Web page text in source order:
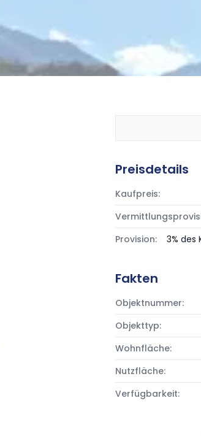
Preisdetails
Kaufpreis:
Provision:
3% des
Fakten
Objektnummer:
Objekttyp:
Wohnfläche:
Nutzfläche:
Verfügbarkeit: